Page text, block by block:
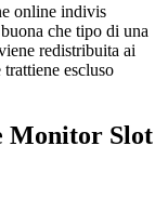
online indivis
che tipo di una
redistribuita ai
escluso
Monitor Slot